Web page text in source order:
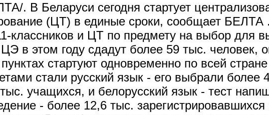
. В Беларуси сегодня стартует
(ЦТ) в единые сроки, сообщает БЕЛТА
классников и ЦТ по предмету на выбор для
в этом году сдадут более 59 тыс. человек,
стартуют одновременно по всей
стали русский язык - его выбрали более
учащихся, и белорусский язык - тест
- более 12,6 тыс. зарегистрировавшихся